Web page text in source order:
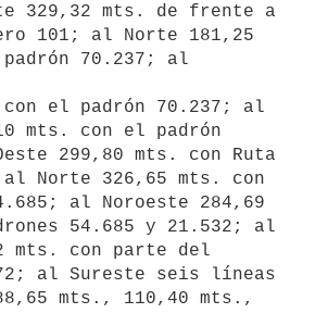
329,32 mts. de frente a
101; al Norte 181,25
70.237; al
con el padrón 70.237; al
mts. con el padrón
299,80 mts. con Ruta
al Norte 326,65 mts. con
al Noroeste 284,69
54.685 y 21.532; al
mts. con parte del
al Sureste seis líneas
mts., 110,40 mts.,